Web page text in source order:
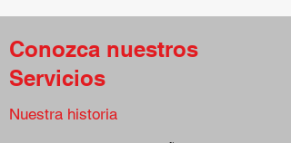
Conozca nuestros
Servicios
Nuestra historia